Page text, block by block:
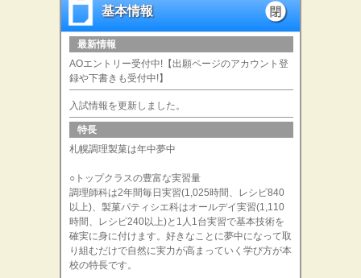
基本情報
基本情報
最新情報
AOエントリー受付中!【出願ページのアカウント登
録や下書きも受付中!】
入試情報を更新しました。
特長
札幌調理製菓は年中夢中
○トップクラスの豊富な実習量
調理師科は2年間毎日実習(1,025時間、レシピ840
以上)、製菓パティシエ科はオールデイ実習(1,110
時間、レシピ240以上)と1人1台実習で基本技術を
確実に身に付けます。好きなことに夢中になって取
り組むだけで自然に実力が高まっていく学び方が本
校の特長です。